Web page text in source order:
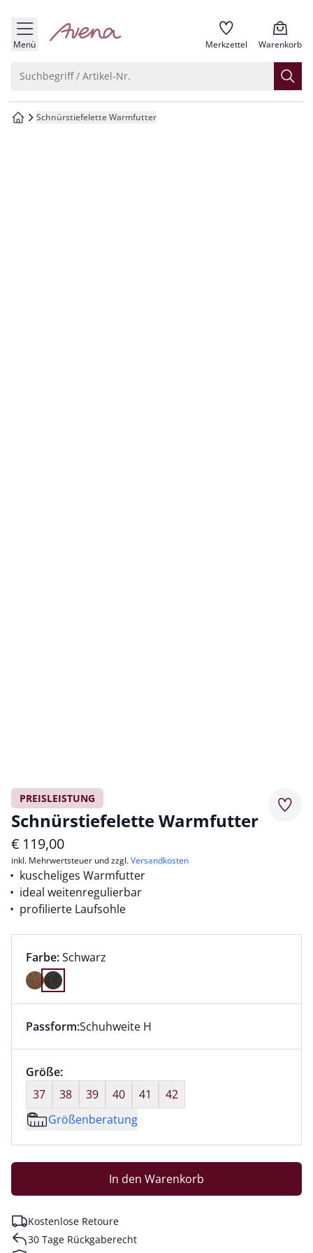
springen
springen
springen
springen
Menü zur Startseite Merkzettel Warenkorb
Suchbegriff / Artikel-Nr.
zur Startseite
Schnürstiefelette Warmfutter
PREISLEISTUNG
Schnürstiefelette Warmfutter
€ 119,00
inkl. Mehrwertsteuer und zzgl.Versandkosten
kuscheliges Warmfutter
ideal weitenregulierbar
profilierte Laufsohle
Farbauswahl:
Farbe:aktuell ausgewählt:
Schwarz
Farbe Schwarz ausgewählt
Dieser Artikel hat die Passform Schuhweite H. für
Passform:Schuhweite H
Größenauswahl:
Größe:nichts ausgewählt
37
38 39 40 41
42
Größenberatung
In den Warenkorb
Kostenlose Retoure
30 Tage Rückgaberecht